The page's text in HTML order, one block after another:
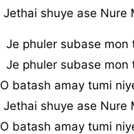
Jethai shuye ase Nure
Je phuler subase mon
Je phuler subase mon
O batash amay tumi
Jethai shuye ase Nure
O batash amay tumi